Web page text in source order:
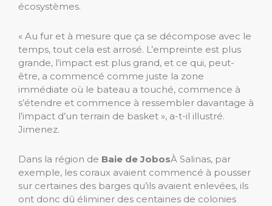
écosystèmes.
« Au fur et à mesure que ça se décompose avec le
temps, tout cela est arrosé. L’empreinte est plus
grande, l’impact est plus grand, et ce qui, peut-
être, a commencé comme juste la zone
immédiate où le bateau a touché, commence à
s’étendre et commence à ressembler davantage à
l’impact d’un terrain de basket », a-t-il illustré.
Jimenez.
Dans la région de Baie de JobosÀ Salinas, par
exemple, les coraux avaient commencé à pousser
sur certaines des barges qu’ils avaient enlevées, ils
ont donc dû éliminer des centaines de colonies